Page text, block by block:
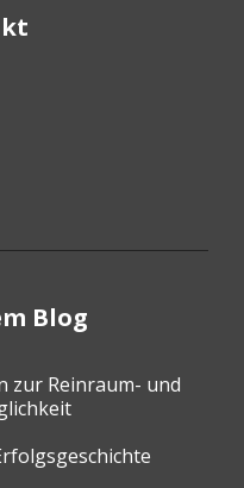
Blog
zur Reinraum- und